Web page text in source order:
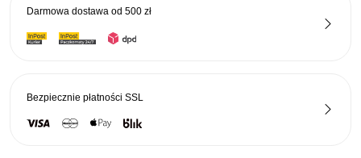
Darmowa dostawa od 500 zł
Bezpiecznie płatności SSL